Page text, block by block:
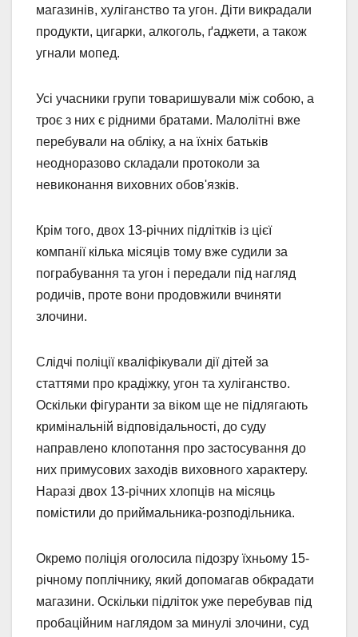
магазинів, хуліганство та угон. Діти викрадали
продукти, цигарки, алкоголь, ґаджети, а також
угнали мопед.
Усі учасники групи товаришували між собою, а
троє з них є рідними братами. Малолітні вже
перебували на обліку, а на їхніх батьків
неодноразово складали протоколи за
невиконання виховних обов'язків.
Крім того, двох 13-річних підлітків із цієї
компанії кілька місяців тому вже судили за
пограбування та угон і передали під нагляд
родичів, проте вони продовжили вчиняти
злочини.
Слідчі поліції кваліфікували дії дітей за
статтями про крадіжку, угон та хуліганство.
Оскільки фігуранти за віком ще не підлягають
кримінальній відповідальності, до суду
направлено клопотання про застосування до
них примусових заходів виховного характеру.
Наразі двох 13-річних хлопців на місяць
помістили до приймальника-розподільника.
Окремо поліція оголосила підозру їхньому 15-
річному поплічнику, який допомагав обкрадати
магазини. Оскільки підліток уже перебував під
пробаційним наглядом за минулі злочини, суд